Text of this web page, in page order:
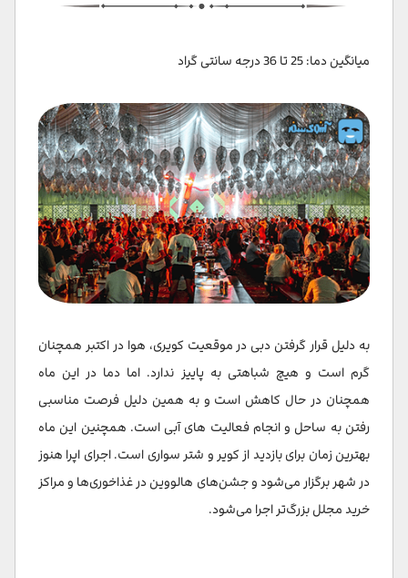
میانگین دما: 25 تا 36 درجه سانتی گراد
به دلیل قرار گرفتن دبی در موقعیت کویری، هوا در اکتبر همچنان
گرم است و هیچ شباهتی به پاییز ندارد. اما دما در این ماه
همچنان در حال کاهش است و به همین دلیل فرصت مناسبی
رفتن به ساحل و انجام فعالیت های آبی است. همچنین این ماه
بهترین زمان برای بازدید از کویر و شتر سواری است. اجرای اپرا هنوز
در شهر برگزار می‌شود و جشن‌های هالووین در غذاخوری‌ها و مراکز
خرید مجلل بزرگ‌تر اجرا می‌شود.